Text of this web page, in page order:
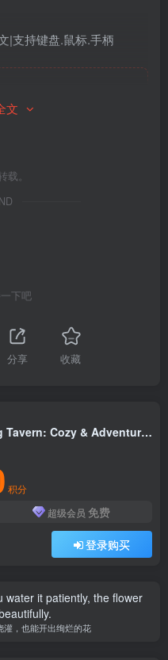
|支持键盘.鼠标.手柄
文
。
下吧
分享 收藏
龙之歌：美食与冒险/Dragon Song Tavern: Cozy & Adventurous
积分
超级会员 免费
登录购买
water it patiently, the flower
，也能开出绚烂的花